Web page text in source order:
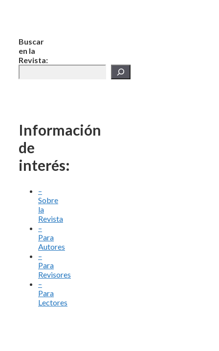
Buscar
en la
Revista:
Información
de
interés:
–
Sobre
la
Revista
–
Para
Autores
–
Para
Revisores
–
Para
Lectores